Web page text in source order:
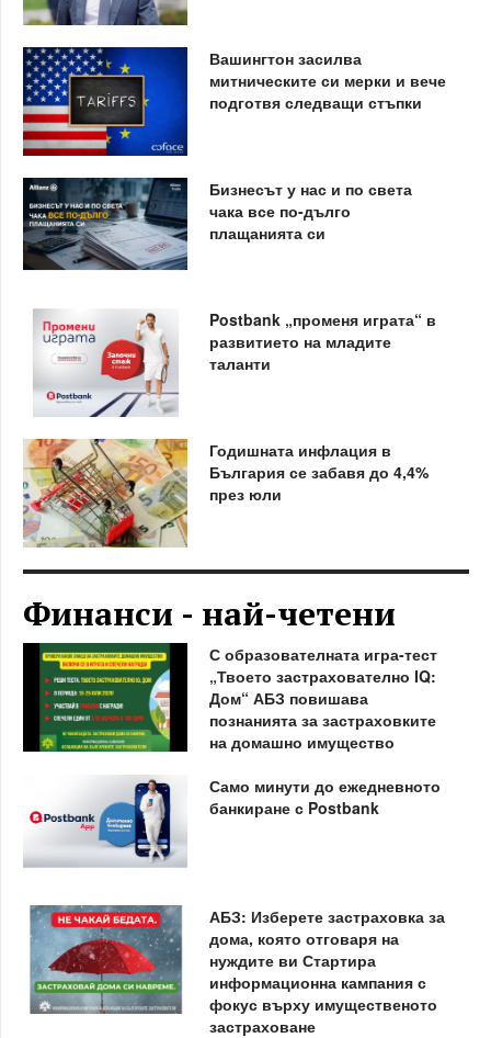
Вашингтон засилва
митническите си мерки и вече
подготвя следващи стъпки
Бизнесът у нас и по света
чака все по-дълго
плащанията си
Postbank „променя играта“ в
развитието на младите
таланти
Годишната инфлация в
България се забавя до 4,4%
през юли
Финанси - най-четени
С образователната игра-тест
„Твоето застрахователно IQ:
Дом“ АБЗ повишава
познанията за застраховките
на домашно имущество
Само минути до ежедневното
банкиране с Postbank
АБЗ: Изберете застраховка за
дома, която отговаря на
нуждите ви Стартира
информационна кампания с
фокус върху имущественото
застраховане